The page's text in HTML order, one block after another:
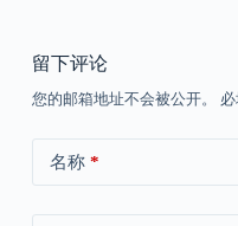
留下评论
您的邮箱地址不会被公开。
名称*